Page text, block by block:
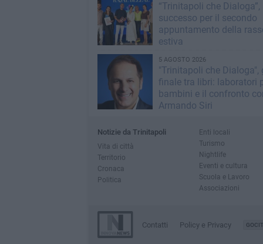
“Trinitapoli che Dialoga”,
successo per il secondo
appuntamento della
estiva
5 AGOSTO 2026
"Trinitapoli che Dialoga",
finale tra libri: laboratori
bambini e il confronto
Armando Siri
Notizie da Trinitapoli
Vita di città
Territorio
Cronaca
Politica
Enti locali
Turismo
Nightlife
Eventi e cultura
Scuola e Lavoro
Associazioni
Contatti Policy e Privacy